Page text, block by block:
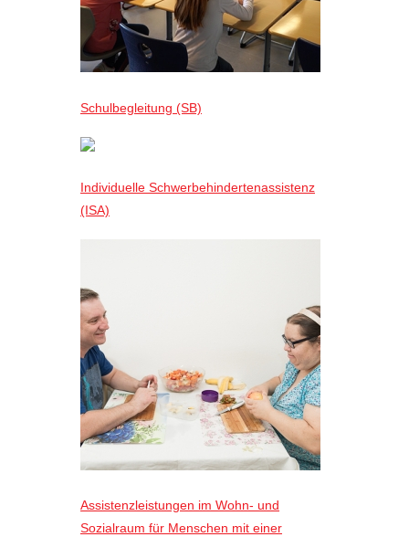
Schulbegleitung (SB)
Individuelle Schwerbehindertenassistenz
(ISA)
Assistenzleistungen im Wohn- und
Sozialraum für Menschen mit einer